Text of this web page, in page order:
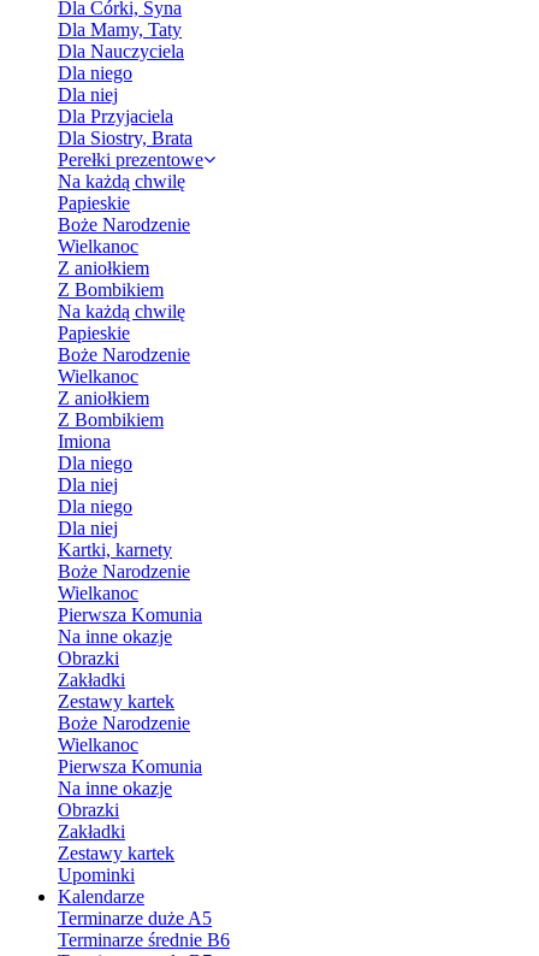
Dla Córki, Syna
Dla Mamy, Taty
Dla Nauczyciela
Dla niego
Dla niej
Dla Przyjaciela
Dla Siostry, Brata
Perełki prezentowe
Na każdą chwilę
Papieskie
Boże Narodzenie
Wielkanoc
Z aniołkiem
Z Bombikiem
Na każdą chwilę
Papieskie
Boże Narodzenie
Wielkanoc
Z aniołkiem
Z Bombikiem
Imiona
Dla niego
Dla niej
Dla niego
Dla niej
Kartki, karnety
Boże Narodzenie
Wielkanoc
Pierwsza Komunia
Na inne okazje
Obrazki
Zakładki
Zestawy kartek
Boże Narodzenie
Wielkanoc
Pierwsza Komunia
Na inne okazje
Obrazki
Zakładki
Zestawy kartek
Upominki
Kalendarze
Terminarze duże A5
Terminarze średnie B6